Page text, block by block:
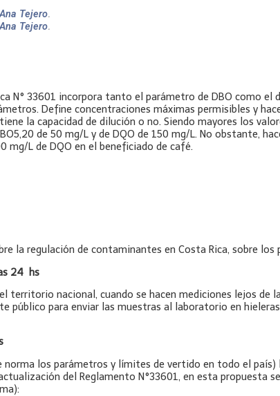
Tejero.
Tejero.
N° 33601 incorpora tanto el parámetro de DBO como
Define concentraciones máximas permisibles y
la capacidad de dilución o no. Siendo mayores los
de 50 mg/L y de DQO de 150 mg/L. No obstante,
mg/L de DQO en el beneficiado de café.
la regulación de contaminantes en Costa Rica, sobre los
24 hs
nacional, cuando se hacen mediciones lejos de
para enviar las muestras al laboratorio en
los parámetros y límites de vertido en todo el
del Reglamento N°33601, en esta propuesta